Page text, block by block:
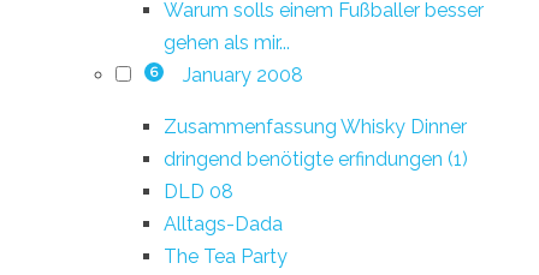
Warum solls einem Fußballer besser
gehen als mir...
6 January 2008
Zusammenfassung Whisky Dinner
dringend benötigte erfindungen (1)
DLD 08
Alltags-Dada
The Tea Party